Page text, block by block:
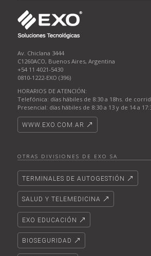
Av. Chiclana 3444
C1260ACO, Buenos Aires, Argentina
+54 11 4021-5430
0810-1222-EXO (396)
HORARIOS DE ATENCIÓN:
Telefónica: días hábiles de 8:30 a 18hs. de
Presencial: días hábiles de 8:30 a 13 y de 14 a
WWW.EXO.COM.AR
OTRAS DIVISIONES DE EXO SA
TERMINALES DE AUTOGESTIÓN
SALUD Y TELEMEDICINA
EXO EDUCACIÓN
BIOSEGURIDAD